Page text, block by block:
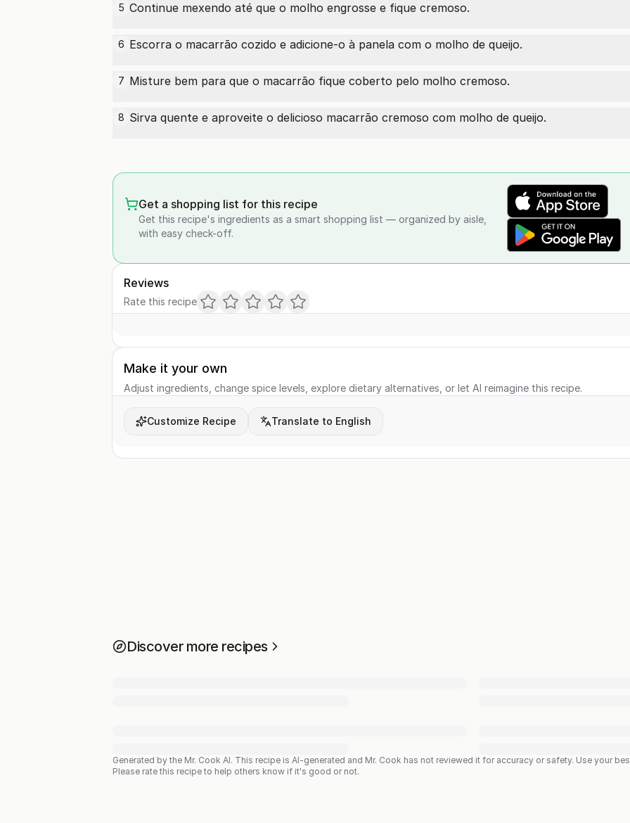
5 Continue mexendo até que o molho engrosse e fique cremoso.
6 Escorra o macarrão cozido e adicione-o à panela com o molho de queijo.
7 Misture bem para que o macarrão fique coberto pelo molho cremoso.
8 Sirva quente e aproveite o delicioso macarrão cremoso com molho de queijo.
Get a shopping list for this recipe
Get this recipe's ingredients as a smart shopping list — organized by aisle,
with easy check-off.
Reviews
Rate this recipe
Make it your own
Adjust ingredients, change spice levels, explore dietary alternatives, or let AI reimagine this recipe.
Customize Recipe Translate to English
Discover more recipes
Generated by the Mr. Cook AI. This recipe is AI-generated and Mr. Cook has not reviewed it for accuracy or safety. Use your
Please rate this recipe to help others know if it's good or not.